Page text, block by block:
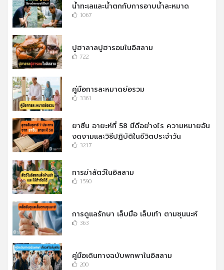
น้ำทะเลและน้ำตกกับการอาบน้ำละหมาด
1067
ปูฮาลาลปูฮารอมในอิสลาม
722
คู่มือการละหมาดย่อรวม
3361
ยาซีน อายะห์ที่ 58 มีดีอย่างไร ความหมายอัน
งดงามและวิธีปฏิบัติในชีวิตประจำวัน
3217
การฆ่าสัตว์ในอิสลาม
1590
การดูแลรักษา เล็บมือ เล็บเท้า ตามซุนนะห์
363
คู่มือเดินทางฉบับพกพาในอิสลาม
200